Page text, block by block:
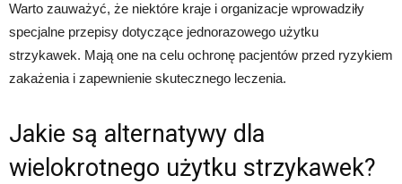
Warto zauważyć, że niektóre kraje i organizacje wprowadziły
specjalne przepisy dotyczące jednorazowego użytku
strzykawek. Mają one na celu ochronę pacjentów przed ryzykiem
zakażenia i zapewnienie skutecznego leczenia.
Jakie są alternatywy dla
wielokrotnego użytku strzykawek?